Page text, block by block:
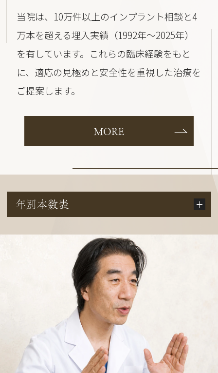
当院は、10万件以上のインプラント相談と4
万本を超える埋入実績（1992年〜2025年）
を有しています。これらの臨床経験をもと
に、適応の見極めと安全性を重視した治療を
ご提案します。
MORE
年別本数表